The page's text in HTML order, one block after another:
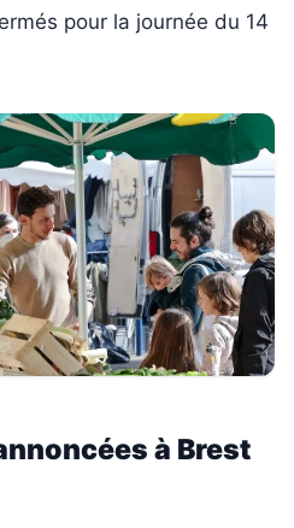
pour la journée du 14
à Brest